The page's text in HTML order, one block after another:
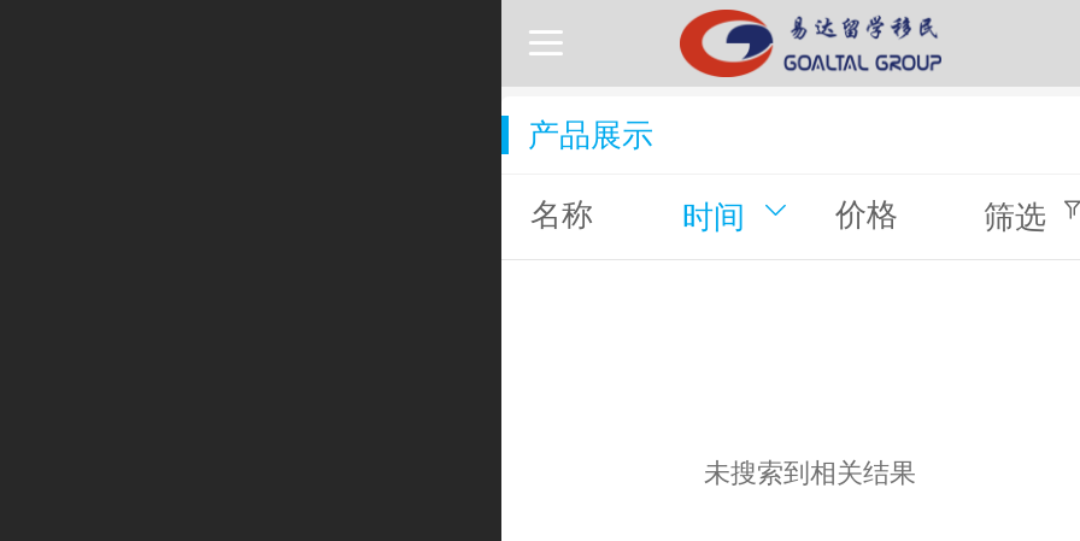
产品展示
名称 时间 价格 筛选
未搜索到相关结果